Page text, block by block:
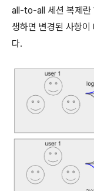
all-to-all 세션 복제란
생하면 변경된 사항이
다.